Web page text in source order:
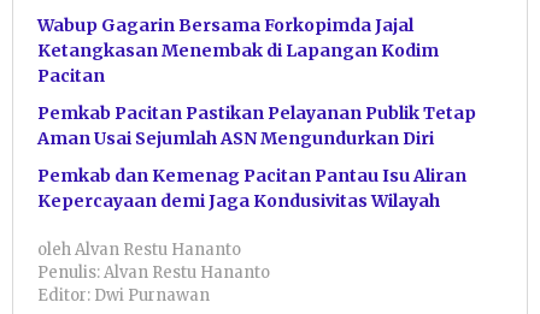
Wabup Gagarin Bersama Forkopimda Jajal
Ketangkasan Menembak di Lapangan Kodim
Pacitan
Pemkab Pacitan Pastikan Pelayanan Publik Tetap
Aman Usai Sejumlah ASN Mengundurkan Diri
Pemkab dan Kemenag Pacitan Pantau Isu Aliran
Kepercayaan demi Jaga Kondusivitas Wilayah
olehAlvan Restu Hananto
Penulis: Alvan Restu Hananto
Editor: Dwi Purnawan